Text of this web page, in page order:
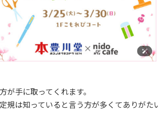
が手に取ってくれます。
規は知っていると言う方が多くてありがた